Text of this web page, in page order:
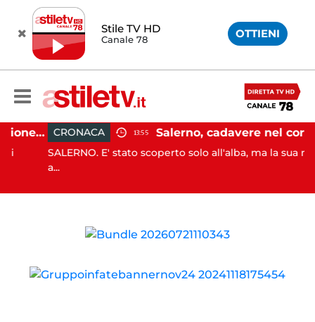
Stile TV HD
Canale 78 OTTIENI
Capaccio Paestum, evasione tassa di soggiorno: scoperte 49 strutture fantasma, elevate 132 sanzioni CRONACA 13:55
SALERNO. E' stato scoperto solo all'alba, ma la sua morte